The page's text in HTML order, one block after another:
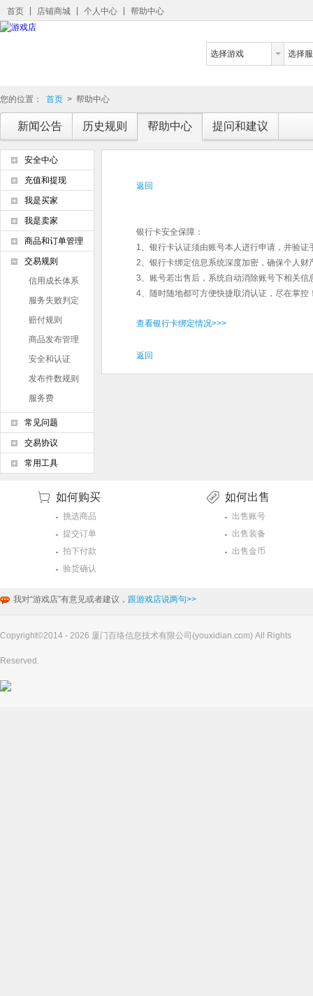
首页 店铺商城 个人中心 帮助中心
选择游戏 选择
您的位置： 首页 > 帮助中心
新闻公告 历史规则 帮助中心 提问和建议
返回
银行卡安全保障：
1、银行卡认证须由账号本人进行申请，并验
2、银行卡绑定信息系统深度加密，确保个人财
3、账号若出售后，系统自动消除账号下相关
4、随时随地都可方便快捷取消认证，尽在掌控
查看银行卡绑定情况>>>
返回
安全中心
充值和提现
我是买家
我是卖家
商品和订单管理
交易规则
信用成长体系
服务失败判定
赔付规则
商品发布管理
条例
安全和认证
发布件数规则
服务费
常见问题
交易协议
常用工具
如何购买
挑选商品
提交订单
拍下付款
验货确认
如何出售
出售账号
出售装备
出售金币
我对“游戏店”有意见或者建议， 跟游戏店说两句>>
Copyright©2014 - 2026 厦门百络信息技术有限公司(youxidian.com) All Rights
Reserved.